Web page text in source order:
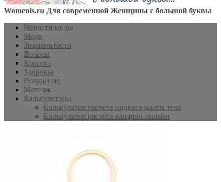
Womenis.ru Для современной Женщины с большой буквы
Новости моды
Мода
Знаменитости
Волосы
Красота
Здоровье
Похудение
Макияж
Калькуляторы
Калькулятор расчета индекса массы тела
Калькулятор расчета калорий онлайн